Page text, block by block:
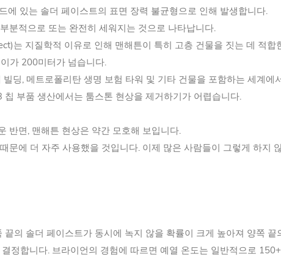
있는 솔더 페이스트의 표면 장력 불균형으로 인해 발생합니다.
분적으로 또는 완전히 세워지는 것으로 나타납니다.
는 지질학적 이유로 인해 맨해튼이 특히 고층 건물을 짓는 데 적합
가 200미터가 넘습니다.
딩, 메트로폴리탄 생명 보험 타워 및 기타 건물을 포함하는 세계에
부품 생산에서는 툼스톤 현상을 제거하기가 어렵습니다.
반면, 맨해튼 현상은 약간 모호해 보입니다.
에 더 자주 사용했을 것입니다. 이제 많은 사람들이 그렇게 하지
의 솔더 페이스트가 동시에 녹지 않을 확률이 크게 높아져 양쪽
정합니다. 브라이언의 경험에 따르면 예열 온도는 일반적으로